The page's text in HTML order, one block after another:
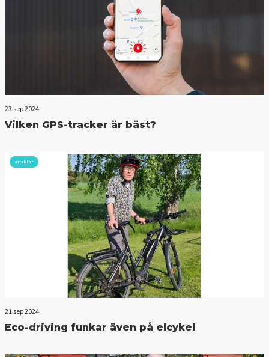
23 sep 2024
Vilken GPS-tracker är bäst?
artiklar
21 sep 2024
Eco-driving funkar även på elcykel